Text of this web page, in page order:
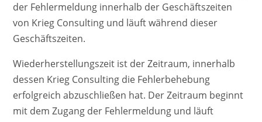
der Fehlermeldung innerhalb der Geschäftszeiten
von Krieg Consulting und läuft während dieser
Geschäftszeiten.
Wiederherstellungszeit ist der Zeitraum, innerhalb
dessen Krieg Consulting die Fehlerbehebung
erfolgreich abzuschließen hat. Der Zeitraum beginnt
mit dem Zugang der Fehlermeldung und läuft